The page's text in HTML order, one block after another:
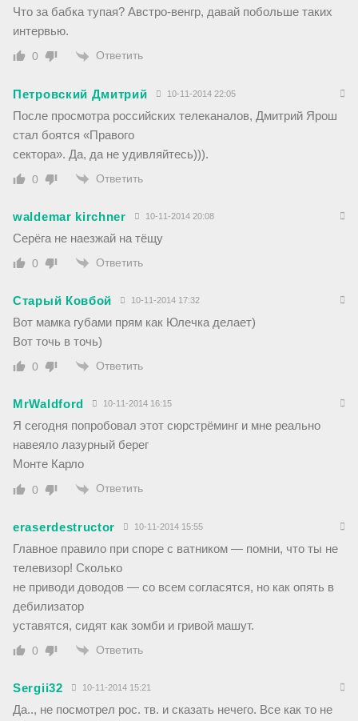
Что за бабка тупая? Австро-венгр, давай побольше таких
интервью.
0 Ответить
Петровский Дмитрий 10-11-2014 22:05
После просмотра российских телеканалов, Дмитрий Ярош
стал боятся «Правого
сектора». Да, да не удивляйтесь))).
0 Ответить
waldemar kirchner 10-11-2014 20:08
Серёга не наезжай на тёщу
0 Ответить
Старый Ковбой 10-11-2014 17:32
Вот мамка губами прям как Юлечка делает)
Вот точь в точь)
0 Ответить
MrWaldford 10-11-2014 16:15
Я сегодня попробовал этот сюрстрёминг и мне реально
навеяло лазурный берег
Монте Карло
0 Ответить
eraserdestructor 10-11-2014 15:55
Главное правило при споре с ватником — помни, что ты не
телевизор! Сколько
не приводи доводов — со всем согласятся, но как опять в
дебилизатор
уставятся, сидят как зомби и гривой машут.
0 Ответить
Sergii32 10-11-2014 15:21
Да.., не посмотрел рос. тв. и сказать нечего. Все как то не